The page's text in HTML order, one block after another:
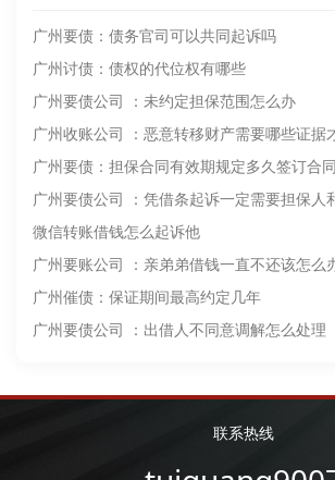
广州要债：债务官司可以共同起诉吗
广州讨债：债权的代位权有哪些
广州要债公司 ：未约定担保范围怎么办
广州收账公司 ：恶意转移财产需要哪些证据
广州要债：担保合同有效期规定多久签订合同
广州要债公司 ：凭借条起诉一定需要担保人
微信转账借钱怎么起诉他
广州要账公司 ：亲弟弟借钱一直不还该怎么
广州催债：保证期间最高约定几年
广州要债公司 ：出借人不同意调解怎么处理
联系热线